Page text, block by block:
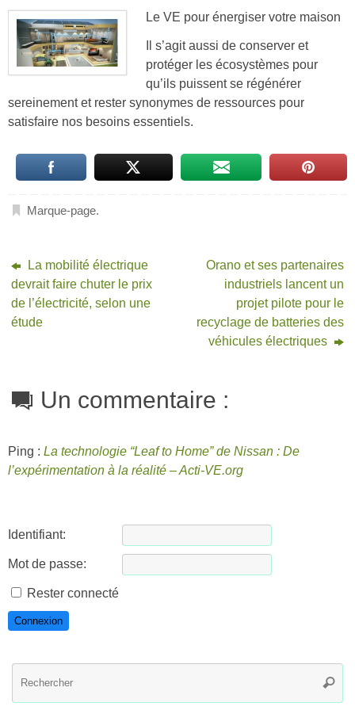
Le VE pour énergiser votre maison
Il s’agit aussi de conserver et
protéger les écosystèmes pour
qu’ils puissent se régénérer
sereinement et rester synonymes de ressources pour
satisfaire nos besoins essentiels.
Marque-page.
La mobilité électrique
devrait faire chuter le prix
de l’électricité, selon une
étude
Orano et ses partenaires
industriels lancent un
projet pilote pour le
recyclage de batteries des
véhicules électriques
Un commentaire :
Ping : La technologie “Leaf to Home” de Nissan : De
l’expérimentation à la réalité – Acti-VE.org
Identifiant:
Mot de passe:
Rester connecté
Connexion